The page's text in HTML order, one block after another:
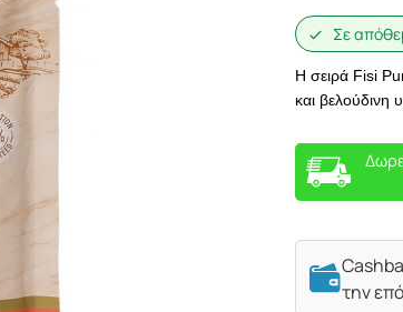
Σε
Η σειρά Fisi
και
την